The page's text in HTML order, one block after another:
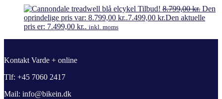
Tilbud! 8.799,00kr. Den
oprindelige pris var: 8.799,00 kr..7.499,00 kr.Den aktuelle
pris er: 7.499,00 kr.. inkl. moms
Kontakt Varde + online
Tlf: +45 7060 2417
Mail: info@bikein.dk